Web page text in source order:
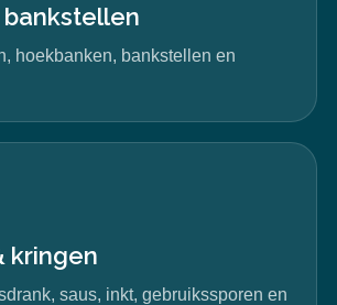
bankstellen
hoekbanken, bankstellen en
kringen
saus, inkt, gebruikssporen en